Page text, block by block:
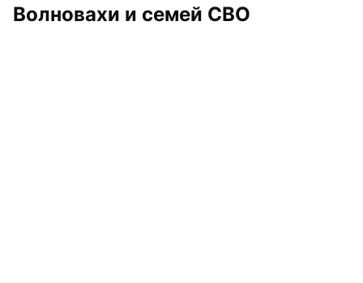
Волновахи и семей СВО